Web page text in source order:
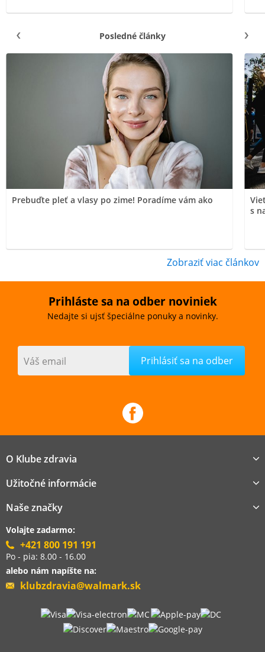
Posledné články
Prebuďte pleť a vlasy po zime! Poradíme vám ako
s
Zobraziť viac článkov
Prihláste sa na odber noviniek
Nedajte si ujsť špeciálne ponuky a novinky.
Váš email
O Klube zdravia
Užitočné informácie
Naše značky
Volajte zadarmo:
+421 800 191 191
Po - pia: 8.00 - 16.00
alebo nám napíšte na:
klubzdravia@walmark.sk